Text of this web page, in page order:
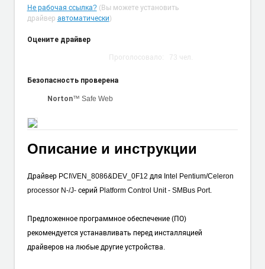
Не рабочая ссылка?(Вы можете установить
драйвер автоматически)
Оцените драйвер
Проголосовало: 73 чел.
Безопасность проверена
Norton™ Safe Web
Описание и инструкции
Драйвер PCI\VEN_8086&DEV_0F12 для Intel Pentium/Celeron
processor N-/J- серий Platform Control Unit - SMBus Port.
Предложенное программное обеспечение (ПО)
рекомендуется устанавливать перед инсталляцией
драйверов на любые другие устройства.